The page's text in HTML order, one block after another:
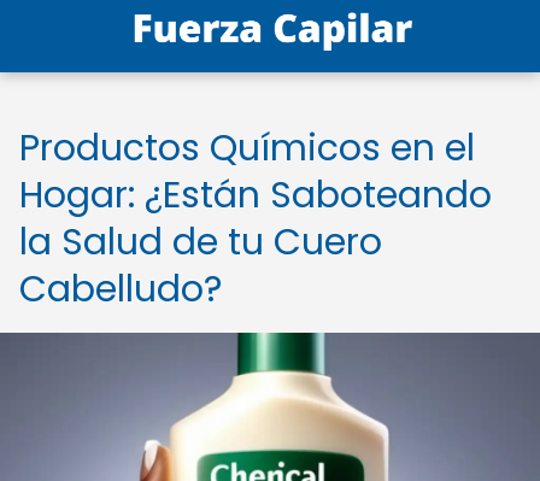
Productos Químicos en el
Hogar: ¿Están Saboteando
la Salud de tu Cuero
Cabelludo?